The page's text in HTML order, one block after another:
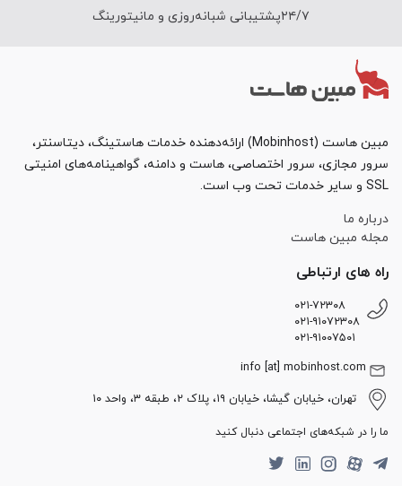
۲۴/۷پشتیبانی شبانه‌روزی و مانیتورینگ
مبین هاست (Mobinhost) ارائه‌دهنده خدمات هاستینگ، دیتاسنتر،
سرور مجازی، سرور اختصاصی، هاست و دامنه، گواهینامه‌های امنیتی
SSL و سایر خدمات تحت وب است.
درباره ما
مجله مبین هاست
راه های ارتباطی
۰۲۱-۷۲۳۰۸
۰۲۱-۹۱۰۷۲۳۰۸
۰۲۱-۹۱۰۰۷۵۰۱
info [at] mobinhost.com
تهران، خیابان گیشا، خیابان ۱۹، پلاک ۲، طبقه ۳، واحد ۱۰
ما را در شبکه‌های اجتماعی دنبال کنید